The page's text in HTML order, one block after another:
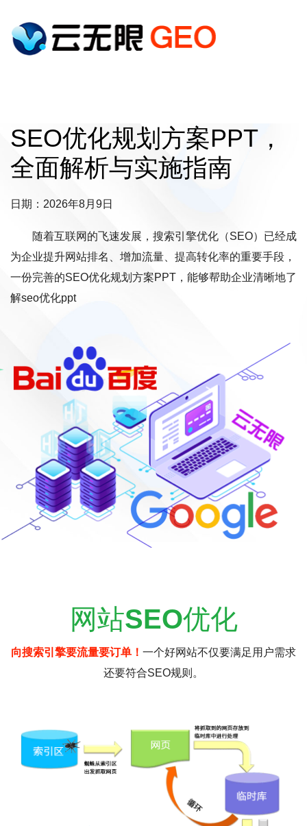
SEO优化规划方案PPT，
全面解析与实施指南
日期：2026年8月9日
随着互联网的飞速发展，搜索引擎优化（SEO）已经成
为企业提升网站排名、增加流量、提高转化率的重要手段，
一份完善的SEO优化规划方案PPT，能够帮助企业清晰地了
解seo优化ppt
网站SEO优化
向搜索引擎要流量要订单！ 一个好网站不仅要满足用户需求
还要符合SEO规则。